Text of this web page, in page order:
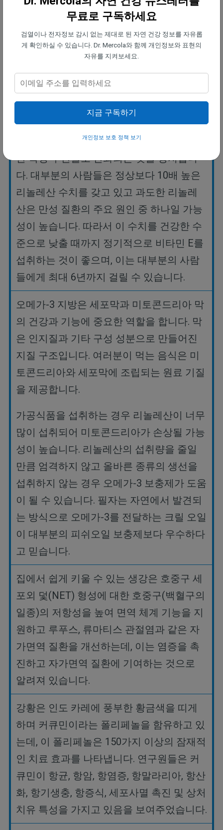
니다.”라고 내셔널 지오그래픽에서 말했습니다. “운
리는 신체적 결과뿐만 아니라 정신적 건강에도 실제
로 상당한 변화를 가져올 수 있습니다.”
여러 가지 항염증 영양소를 식단에 포함하는 습관을
들인다면 염증을 억제하는 데 도움이 될 수 있습니다.
조직에 저장된 리놀레산이
한 독성 부산물로 산화되는 것을 방지합니
다. 대부분의 사람들은 정상보다10배 높은
리놀레산 수치를 갖고 있고 과도한 리놀레
산은 만성 질환의 주요 원인 중 하나일 가능
성이 높습니다. 따라서 이 수치를 건강한 수
준으로 낮출 때까지 정기적으로 비타민 E를
섭취하는 것이 좋으며, 이는 대부분의 사람
들에게 최대 6년까지 걸릴 수 있습니다.
오메가-3 지방은 세포막과 미토콘드리아 막
의 건강과 기능에 중요한 역할을 합니다. 막
은 인지질과 기타 구성 성분으로 만들어진
지질 구조입니다. 여러분이 먹는 음식은 미
토콘드리아와 세포막에 조립되는 원료 기질
을 제공합니다.
가공식품을 섭취하는 경우 리놀레산이 너무
많이 섭취되어 미토콘드리아가 손상될 가능
성이 높습니다. 리놀레산의 섭취량을 줄일
만큼 엄격하지 않고 올바른 종류의 생선을
섭취하지 않는 경우 오메가-3 보충제가 도움
이 될 수 있습니다. 필자는 자연에서 발견되
는 방식으로 오메가-3를 전달하는 크릴 오일
이 대부분의 피쉬오일 보충제보다 우수하다
고 믿습니다.
집에서 쉽게 키울 수 있는 생강은 호중구 세
포외 덫(NET) 형성에 대한 호중구(백혈구의
일종)의 저항성을 높여 면역 체계 기능을 지
원하고 루푸스, 류마티스 관절염과 같은 자
가면역 질환을 개선하는데, 이는 염증을 촉
진하고 자가면역 질환에 기여하는 것으로
알려져 있습니다.
강황은 인도 카레에 풍부한 황금색을 띠게
하며 커큐민이라는 폴리페놀을 함유하고 있
는데, 이 폴리페놀은 150가지 이상의 잠재적
인 치료 효과를 나타냅니다. 연구원들은 커
큐민이 항균, 항암, 항염증, 항말라리아, 항산
화, 항기생충, 항증식, 세포사멸 촉진 및 상처
치유 특성을 가지고 있음을 보여주었습니다.
무료로 구독하세요
검열이나 전자정보 감시 없는 제대로 된 자연 건강 정보를 자유롭
게 확인하실 수 있습니다. Dr. Mercola와 함께 개인정보와 표현의
자유를 지켜보세요.
지금 구독하기
개인정보 보호 정책 보기